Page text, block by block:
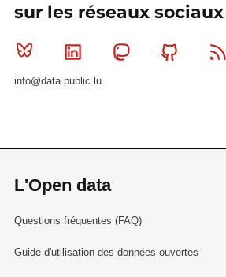
sur les réseaux sociaux
Bluesky Linkedin MastodonGithub
info@data.public.lu
L'Open data
Questions fréquentes (FAQ)
Guide d'utilisation des données ouvertes